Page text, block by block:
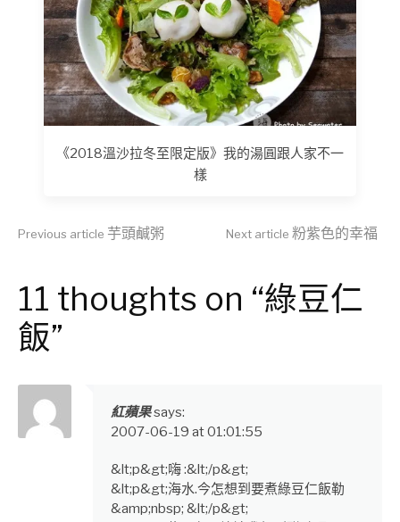
《2018溫沙拉冬至限定版》我的湯圓跟人家不一
樣
Continue
Reading
Previous article 芋頭鹹粥 Next article 粉紫色的幸福
11 thoughts on “綠豆仁
飯”
紅蘋果says:
2007-06-19 at 01:01:55
&lt;p&gt;嗨 :&lt;/p&gt;
&lt;p&gt;海水.今怎想到要煮綠豆仁飯勒
&amp;nbsp; &lt;/p&gt;